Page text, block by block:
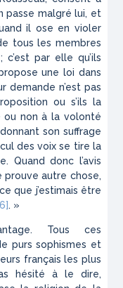
passe malgré lui, et
il ose en violer
tous les membres
par elle qu’ils
une loi dans
demande n’est pas
ou s’ils la
non à la volonté
son suffrage
des voix se tire la
Quand donc l’avis
prouve autre chose,
que j’estimais être
. »
Tous ces
purs sophismes et
français les plus
hésité à le dire,